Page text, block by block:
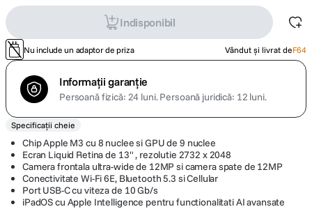
Indisponibil
Nu include un adaptor de priza Vândut și livrat deF64
Informații garanție
Persoană fizică: 24 luni.Persoană juridică: 12 luni.
Specificații cheie
Chip Apple M3 cu 8 nuclee si GPU de 9 nuclee
Ecran Liquid Retina de 13" , rezolutie 2732 x 2048
Camera frontala ultra-wide de 12MP si camera spate de 12MP
Conectivitate Wi-Fi 6E, Bluetooth 5.3 si Cellular
Port USB-C cu viteza de 10 Gb/s
iPadOS cu Apple Intelligence pentru functionalitati AI avansate